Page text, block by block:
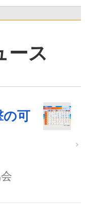
ース
の可